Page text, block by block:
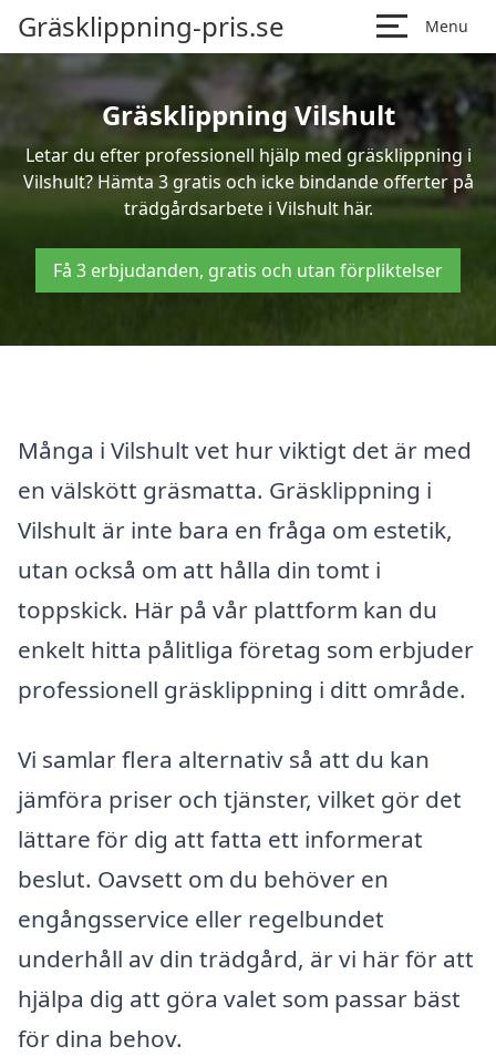
Gräsklippning-pris.se Menu
Gräsklippning Vilshult
Letar du efter professionell hjälp med gräsklippning i
Vilshult? Hämta 3 gratis och icke bindande offerter på
trädgårdsarbete i Vilshult här.
Få 3 erbjudanden, gratis och utan förpliktelser
Många i Vilshult vet hur viktigt det är med
en välskött gräsmatta. Gräsklippning i
Vilshult är inte bara en fråga om estetik,
utan också om att hålla din tomt i
toppskick. Här på vår plattform kan du
enkelt hitta pålitliga företag som erbjuder
professionell gräsklippning i ditt område.
Vi samlar flera alternativ så att du kan
jämföra priser och tjänster, vilket gör det
lättare för dig att fatta ett informerat
beslut. Oavsett om du behöver en
engångsservice eller regelbundet
underhåll av din trädgård, är vi här för att
hjälpa dig att göra valet som passar bäst
för dina behov.